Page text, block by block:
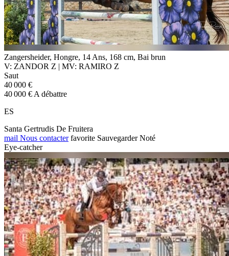
Zangersheider, Hongre, 14 Ans, 168 cm, Bai brun
V: ZANDOR Z | MV: RAMIRO Z
Saut
40 000 €
40 000 € A débattre
ES
Santa Gertrudis De Fruitera
mail Nous contacter favorite Sauvegarder Noté
Eye-catcher